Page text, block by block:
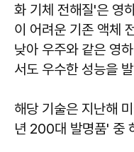
화 기체 전해질'은 영
이 어려운 기존 액체
낮아 우주와 같은 영
서도 우수한 성능을
해당 기술은 지난해
년 200대 발명품' 중